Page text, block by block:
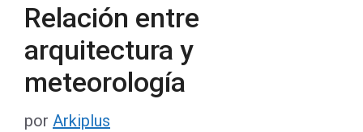
Relación entre
arquitectura y
meteorología
por Arkiplus